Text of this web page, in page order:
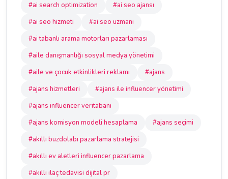
#ai search optimization
#ai seo ajansı
#ai seo hizmeti
#ai seo uzmanı
#ai tabanlı arama motorları pazarlaması
#aile danışmanlığı sosyal medya yönetimi
#aile ve çocuk etkinlikleri reklamı
#ajans
#ajans hizmetleri
#ajans ile influencer yönetimi
#ajans influencer veritabanı
#ajans komisyon modeli hesaplama
#ajans seçimi
#akıllı buzdolabı pazarlama stratejisi
#akıllı ev aletleri influencer pazarlama
#akıllı ilaç tedavisi dijital pr